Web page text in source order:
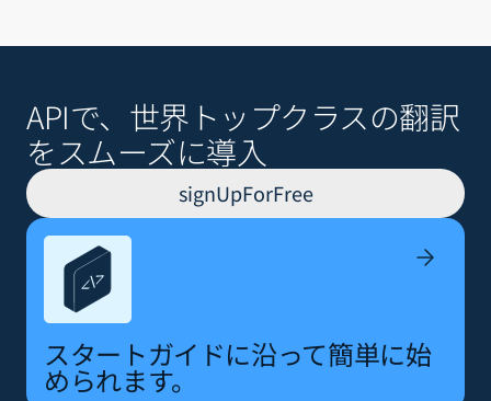
APIで、世界トップクラスの翻訳
をスムーズに導入
signUpForFree
スタートガイドに沿って簡単に始
められます。